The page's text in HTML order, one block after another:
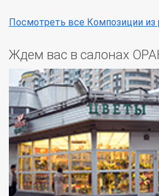
Посмотреть все Композиции из
Ждем вас в салонах